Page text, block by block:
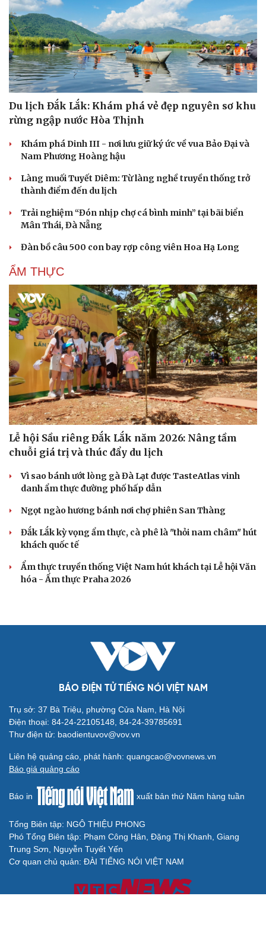
Du lịch Đắk Lắk: Khám phá vẻ đẹp nguyên sơ khu
rừng ngập nước Hòa Thịnh
Khám phá Dinh III - nơi lưu giữ ký ức về vua Bảo Đại và
Nam Phương Hoàng hậu
Làng muối Tuyết Diêm: Từ làng nghề truyền thống trở
thành điểm đến du lịch
Trải nghiệm “Đón nhịp chợ cá bình minh” tại bãi biển
Mân Thái, Đà Nẵng
Đàn bồ câu 500 con bay rợp công viên Hoa Hạ Long
ẨM THỰC
Lễ hội Sầu riêng Đắk Lắk năm 2026: Nâng tầm
chuỗi giá trị và thúc đẩy du lịch
Vì sao bánh ướt lòng gà Đà Lạt được TasteAtlas vinh
danh ẩm thực đường phố hấp dẫn
Ngọt ngào hương bánh nơi chợ phiên San Thàng
Đắk Lắk kỳ vọng ẩm thực, cà phê là "thỏi nam châm" hút
khách quốc tế
Ẩm thực truyền thống Việt Nam hút khách tại Lễ hội Văn
hóa - Ẩm thực Praha 2026
BÁO ĐIỆN TỬ TIẾNG NÓI VIỆT NAM
Trụ sở: 37 Bà Triệu, phường Cửa Nam, Hà Nội
Điện thoại: 84-24-22105148, 84-24-39785691
Thư điện tử: baodientuvov@vov.vn
Liên hệ quảng cáo, phát hành: quangcao@vovnews.vn
Báo giá quảng cáo
Báo in xuất bản thứ Năm hàng tuần
Tổng Biên tập: NGÔ THIỆU PHONG
Phó Tổng Biên tập: Phạm Công Hân, Đặng Thị Khanh, Giang
Trung Sơn, Nguyễn Tuyết Yến
Cơ quan chủ quản: ĐÀI TIẾNG NÓI VIỆT NAM